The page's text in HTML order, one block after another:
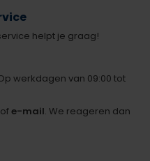
helpt je graag!
werkdagen van 09:00 tot
ofe-mail. We reageren dan